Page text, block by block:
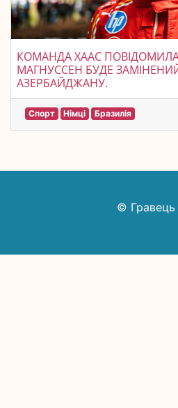
КОМАНДА ХААС
МАГНУССЕН БУДЕ
АЗЕРБАЙДЖАНУ.
Спорт Німці Бразилія
© Гравець